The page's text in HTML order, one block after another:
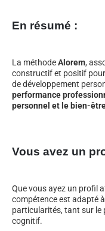
En résumé :
La méthodeAlorem,
constructif et positif
de développement
performance
personnel et le bien-
Vous avez un
Que vous ayez un profil
compétence est adapté
particularités, tant sur le
cognitif.